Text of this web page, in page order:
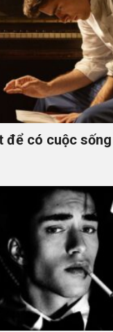
để có cuộc